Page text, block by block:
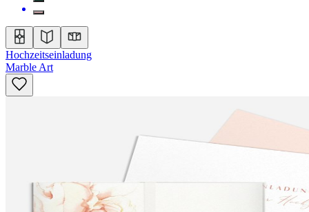
Hochzeitseinladung
Marble Art